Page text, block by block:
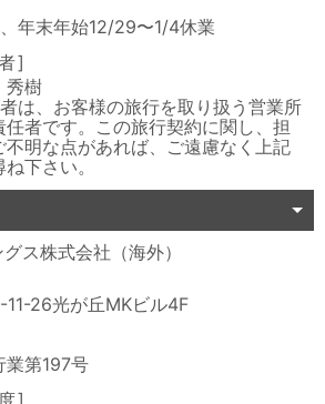
年末年始12/29〜1/4休業
樹
は、お客様の旅行を取り扱う営業所
者です。この旅行契約に関し、担
不明な点があれば、ご遠慮なく上記
下さい。
ス株式会社（海外）
26光が丘MKビル4F
業第197号